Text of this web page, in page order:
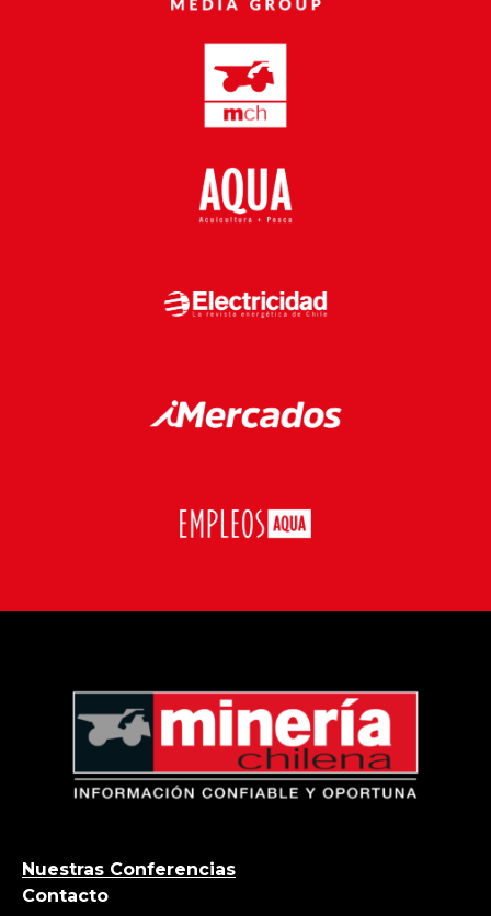
Nuestras Conferencias
Contacto